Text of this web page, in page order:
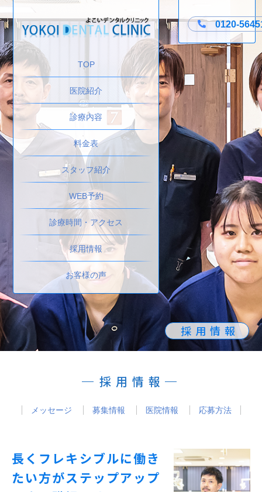
TOP
医院紹介
診療内容
料金表
スタッフ紹介
WEB予約
診療時間・アクセス
採用情報
お客様の声
0120-
採用情報
採用情報
メッセージ 募集情報 医院情報 応募方法
長くフレキシブルに働き
たい方がステップアップ